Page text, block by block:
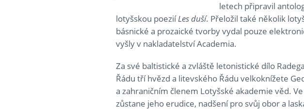
letech připravil
lotyšskou poeziíLes duší. Přeložil také několik
básnické a prozaické tvorby vydal pouze
vyšly v nakladatelství Academia.
Za své baltistické a zvláště letonistické dílo
Řádu tří hvězd a litevského Řádu velkoknížete
a zahraničním členem Lotyšské akademie věd.
zůstane jeho erudice, nadšení pro svůj obor a